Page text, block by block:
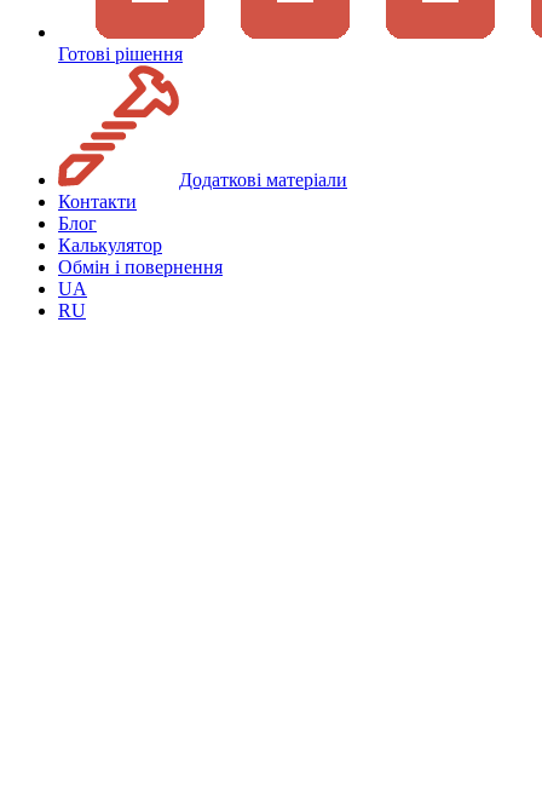
Готові рішення
Додаткові матеріали
Контакти
Блог
Калькулятор
Обмін і повернення
UA
RU